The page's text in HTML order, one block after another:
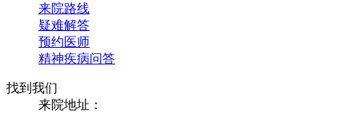
来院路线
疑难解答
预约医师
精神疾病问答
找到我们
来院地址：